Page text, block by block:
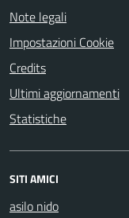
Note legali
Impostazioni Cookie
Credits
Ultimi aggiornamenti
Statistiche
SITI AMICI
asilo nido